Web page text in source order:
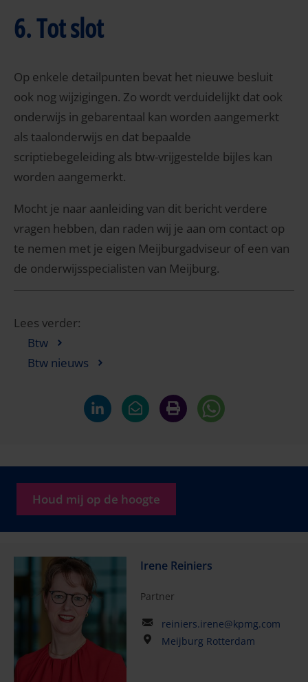
6. Tot slot
Op enkele detailpunten bevat het nieuwe besluit
ook nog wijzigingen. Zo wordt verduidelijkt dat ook
onderwijs in gebarentaal kan worden aangemerkt
als taalonderwijs en dat bepaalde
scriptiebegeleiding als btw-vrijgestelde bijles kan
worden aangemerkt.
Mocht je naar aanleiding van dit bericht verdere
vragen hebben, dan raden wij je aan om contact op
te nemen met je eigen Meijburgadviseur of een van
de onderwijsspecialisten van Meijburg.
Lees verder:
Btw
Btw nieuws
Houd mij op de hoogte
Irene Reiniers
Partner
reiniers.irene@kpmg.com
Meijburg Rotterdam